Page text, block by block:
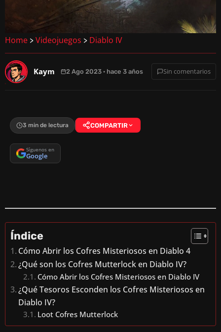
Home > Videojuegos > Diablo IV
Kaym 2 Ago 2023 · hace 3 años Sin comentarios
3 min de lectura COMPARTIR
Síguenos en
Google
Índice
Cómo Abrir los Cofres Misteriosos en Diablo 4
¿Qué son los Cofres Mutterlock en Diablo IV?
Cómo Abrir los Cofres Misteriosos en Diablo IV
¿Qué Tesoros Esconden los Cofres Misteriosos en
Diablo IV?
Loot Cofres Mutterlock